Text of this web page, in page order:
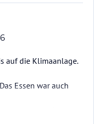
auf die Klimaanlage.
Essen war auch